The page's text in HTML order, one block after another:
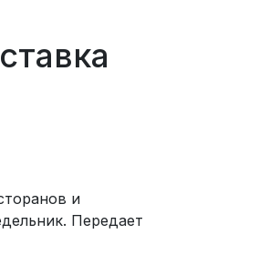
и
Передает